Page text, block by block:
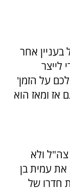
אחר
על הזמן'
אז ומאז הוא
ולא
עמית בן
חדרו של